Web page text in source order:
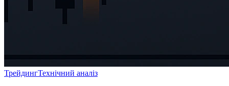
ТрейдингТехнічний аналіз